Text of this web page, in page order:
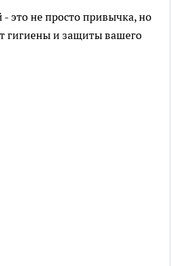
это не просто привычка, но
гигиены и защиты вашего